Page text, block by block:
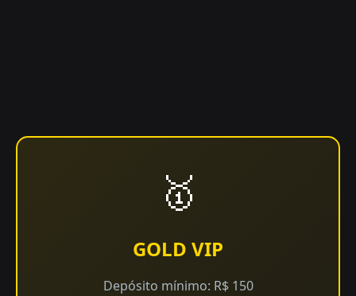
🥇
GOLD VIP
Depósito mínimo: R$ 150